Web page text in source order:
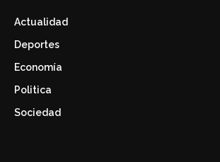
Actualidad
Deportes
Economía
Politica
Sociedad